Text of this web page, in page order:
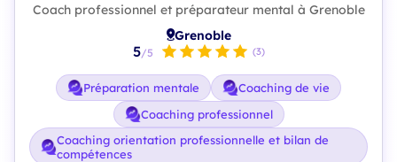
Coach professionnel et préparateur mental à Grenoble
Grenoble
5/5 (3)
Préparation mentale
Coaching de vie
Coaching professionnel
Coaching orientation professionnelle et bilan de
compétences